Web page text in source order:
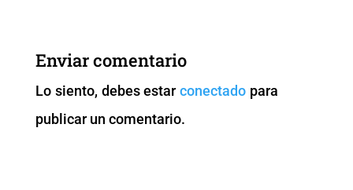
b
o
o
k
A
p
p k
er
Enviar comentario
Lo siento, debes estarconectado para
publicar un comentario.